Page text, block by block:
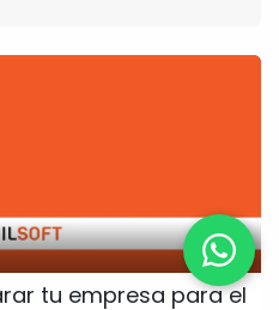
tu empresa para el